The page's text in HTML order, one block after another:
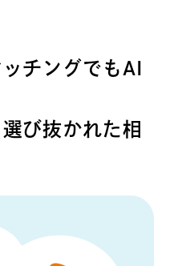
チングでもAI
び抜かれた相